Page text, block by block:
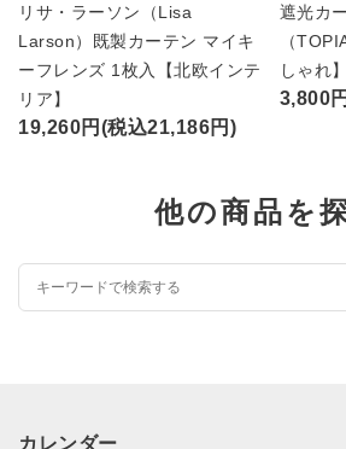
リサ・ラーソン（Lisa
Larson）既製カーテン マイキ
ーフレンズ 1枚入【北欧インテ
リア】
19,260円(税込21,186円)
遮光カ
（
しゃれ
3,800
他の商品を
カレンダー